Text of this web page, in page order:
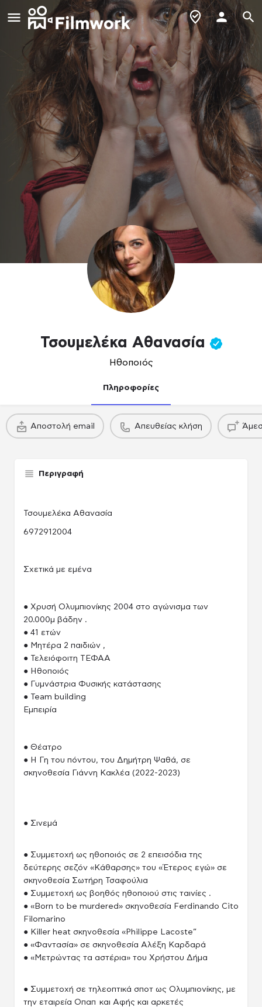
Τσουμελέκα Αθανασία
Ηθοποιός
Πληροφορίες
Αποστολή email
Παραγωγού / Casing agency
Απευθείας κλήση
Παραγωγού / Casing agency
Παραγωγού
Περιγραφή
Τσουμελέκα Αθανασία
6972912004
Σχετικά με εμένα
● Χρυσή Ολυμπιονίκης 2004 στο αγώνισμα των
20.000μ βάδην .
● 41 ετών
● Μητέρα 2 παιδιών ,
● Τελειόφοιτη ΤΕΦΑΑ
● Ηθοποιός
● Γυμνάστρια Φυσικής κατάστασης
● Team building
Εμπειρία
● Θέατρο
● Η Γη του πόντου, του Δημήτρη Ψαθά, σε
σκηνοθεσία Γιάννη Κακλέα (2022-2023)
● Σινεμά
● Συμμετοχή ως ηθοποιός σε 2 επεισόδια της
δεύτερης σεζόν «Κάθαρσης» του «Έτερος εγώ» σε
σκηνοθεσία Σωτήρη Τσαφούλια
● Συμμετοχή ως βοηθός ηθοποιού στις ταινίες .
● «Born to be murdered» σκηνοθεσία Ferdinando Cito
Filomarino
● Killer heat σκηνοθεσία «Philippe Lacoste”
● «Φαντασία» σε σκηνοθεσία Αλέξη Καρδαρά
● «Μετρώντας τα αστέρια» του Χρήστου Δήμα
● Συμμετοχή σε τηλεοπτικά σποτ ως Ολυμπιονίκης, με
την εταιρεία Οπαπ και Αφής και αρκετές